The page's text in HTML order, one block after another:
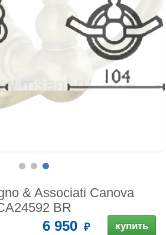
& Associati Canova
BR
6 950 купить